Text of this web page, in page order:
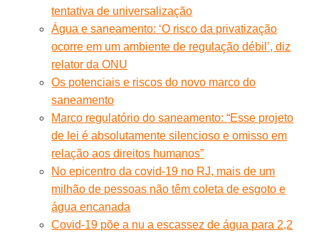
tentativa de universalização
Água e saneamento: ‘O risco da privatização
ocorre em um ambiente de regulação débil’, diz
relator da ONU
Os potenciais e riscos do novo marco do
saneamento
Marco regulatório do saneamento: “Esse projeto
de lei é absolutamente silencioso e omisso em
relação aos direitos humanos”
No epicentro da covid-19 no RJ, mais de um
milhão de pessoas não têm coleta de esgoto e
água encanada
Covid-19 põe a nu a escassez de água para 2,2